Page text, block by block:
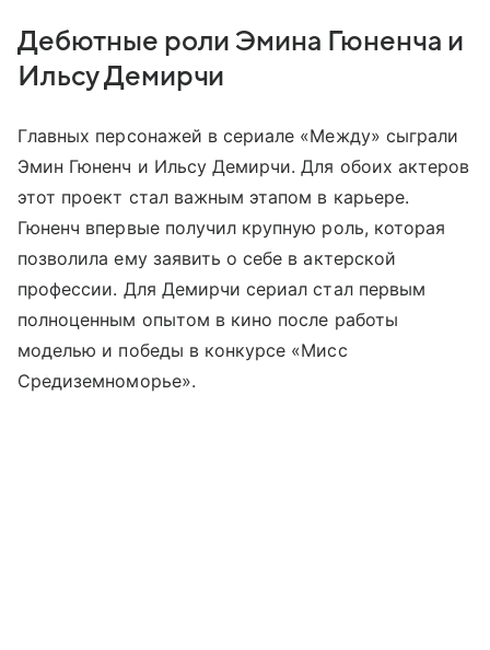
Дебютные роли Эмина Гюненча и
Ильсу Демирчи
Главных персонажей в сериале «Между» сыграли
Эмин Гюненч и Ильсу Демирчи. Для обоих актеров
этот проект стал важным этапом в карьере.
Гюненч впервые получил крупную роль, которая
позволила ему заявить о себе в актерской
профессии. Для Демирчи сериал стал первым
полноценным опытом в кино после работы
моделью и победы в конкурсе «Мисс
Средиземноморье».